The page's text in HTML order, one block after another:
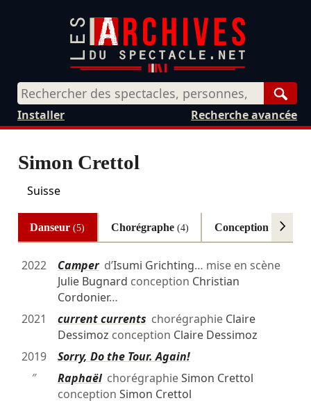
Recherche avancée
Installer
Simon Crettol
Suisse
Danseur(5) Chorégraphe (4) Conception (2)
2022 Camperd’Isumi Grichting… mise en scène
Julie Bugnard conception Christian
Cordonier…
2021
current currents chorégraphie Claire
Dessimoz conception Claire Dessimoz
2019
Sorry, Do the Tour. Again!
″
RaphaëlchorégraphieSimon Crettol
conception Simon Crettol